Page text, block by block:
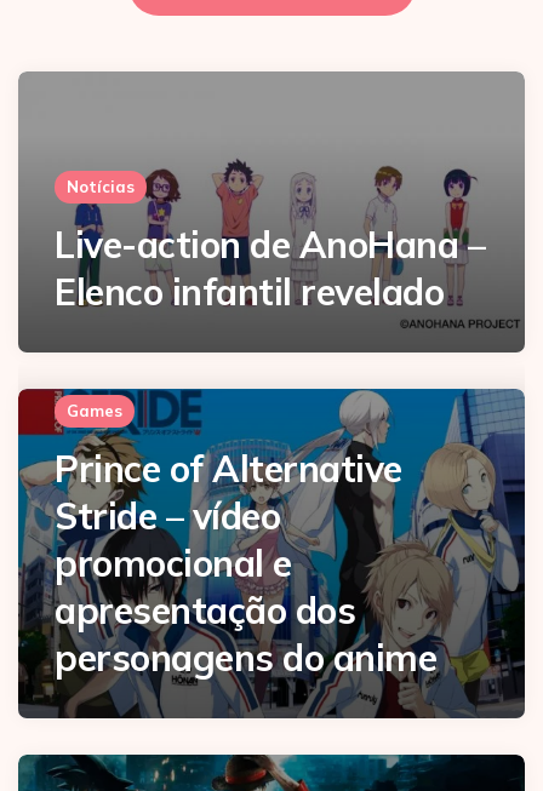
Notícias
Live-action de AnoHana –
Elenco infantil revelado
Games
Prince of Alternative
Stride – vídeo
promocional e
apresentação dos
personagens do anime